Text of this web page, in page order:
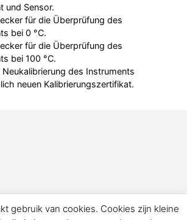
und Sensor.
für die Überprüfung des
bei 0 °C.
für die Überprüfung des
bei 100 °C.
Neukalibrierung des Instruments
neuen Kalibrierungszertifikat.
gebruik van cookies. Cookies zijn kleine